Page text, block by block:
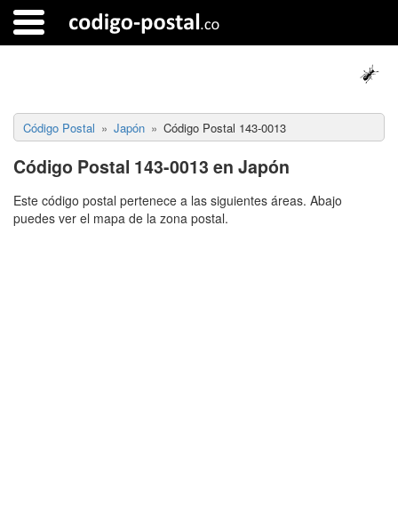
Código Postal Japón Código Postal 143-0013
Código Postal 143-0013 en Japón
Este código postal pertenece a las siguientes áreas. Abajo
puedes ver el mapa de la zona postal.